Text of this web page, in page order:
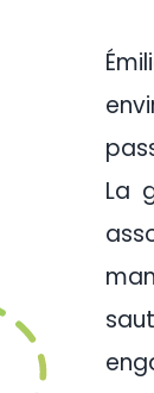
La